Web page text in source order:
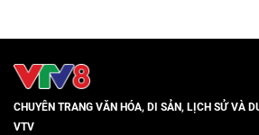
CHUYÊN TRANG VĂN HÓA, DI SẢN, LỊCH SỬ VÀ
VTV